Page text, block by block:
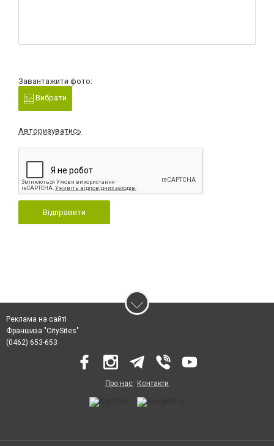
Завантажити фото:
Вибрати
Авторизуватись
Відправити
Реклама на сайті
Франшиза "CitySites"
(0462) 653-653
Про нас Контакти